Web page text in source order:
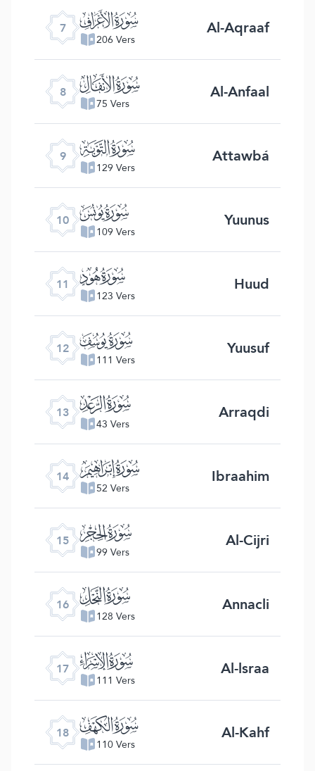
7 ﮓ
206 Vers Al-Aqraaf
8 ﮔ
75 Vers Al-Anfaal
9 ﮕ
129 Vers Attawbá
10 ﮖ
109 Vers Yuunus
11 ﮗ
123 Vers Huud
12 ﮘ
111 Vers Yuusuf
13 ﮙ
43 Vers Arraqdi
14 ﮚ
52 Vers Ibraahim
15 ﮛ
99 Vers Al-Cijri
16 ﮜ
128 Vers Annacli
17 ﮝ
111 Vers Al-lsraa
18 ﮞ
110 Vers Al-Kahf